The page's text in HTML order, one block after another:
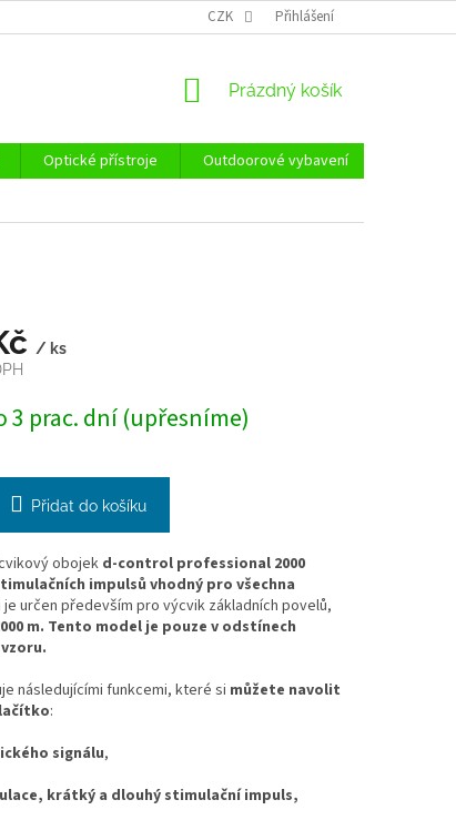
ZÁSADY POUŽÍVÁNÍ SOUBORŮ COOKIES REKLAMAČNÍ ŘÁD -
CZK Přihlášení
NÁKUPNÍ
Prázdný košík
Optické přístroje Outdoorové vybavení
/ ks
3 prac. dní (upřesníme)
Přidat do košíku
obojek d-control professional 2000
impulsů vhodný pro všechna
je určen především pro výcvik základních povelů,
m. Tento model je pouze v odstínech
následujícími funkcemi, které si můžete navolit
:
signálu,
krátký a dlouhý stimulační impuls,